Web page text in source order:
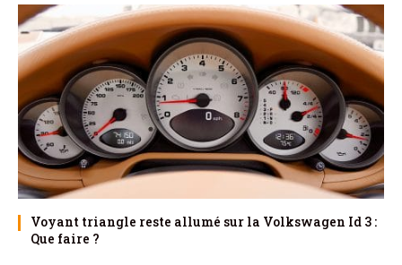
Voyant triangle reste allumé sur la Volkswagen Id 3 :
Que faire ?